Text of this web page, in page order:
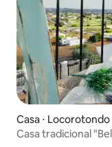
Casa ⋅ Locorotondo
Casa tradicional